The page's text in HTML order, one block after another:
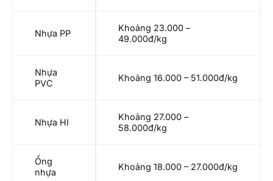
Nhựa PP
Khoảng 23.000 –
49.000đ/kg
Nhựa
PVC
Khoảng 16.000 – 51.000đ/kg
Nhựa HI
Khoảng 27.000 –
58.000đ/kg
Ống
nhựa
Khoảng 18.000 – 27.000đ/kg